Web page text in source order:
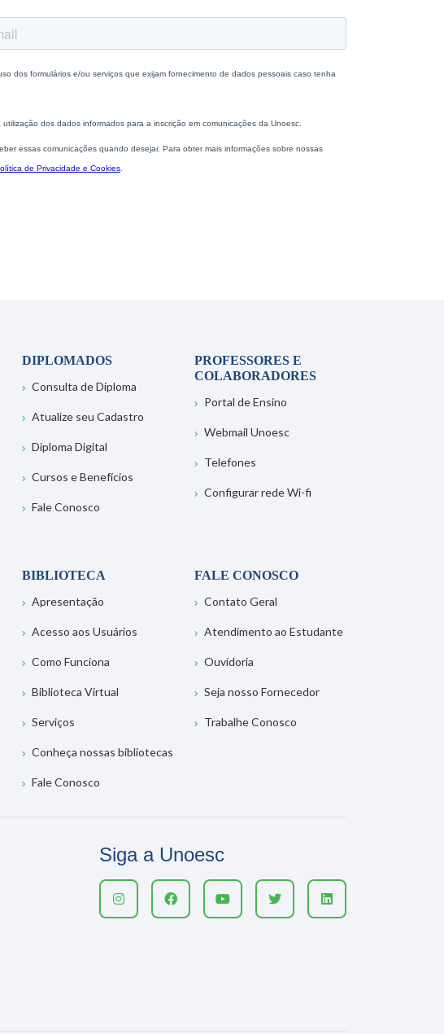
DIPLOMADOS
Consulta de Diploma
Atualize seu Cadastro
Diploma Digital
Cursos e Benefícios
Fale Conosco
PROFESSORES E
COLABORADORES
Portal de Ensino
Webmail Unoesc
Telefones
Configurar rede Wi-fi
BIBLIOTECA
Apresentação
Acesso aos Usuários
Como Funciona
Biblioteca Virtual
Serviços
Conheça nossas bibliotecas
Fale Conosco
FALE CONOSCO
Contato Geral
Atendimento ao Estudante
Ouvidoria
Seja nosso Fornecedor
Trabalhe Conosco
Siga a Unoesc